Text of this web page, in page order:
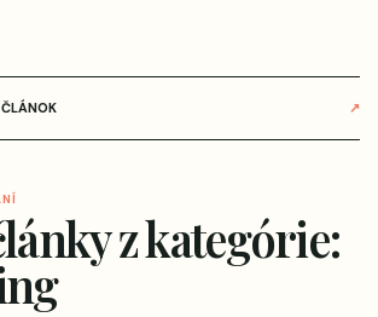
↗
z kategórie: